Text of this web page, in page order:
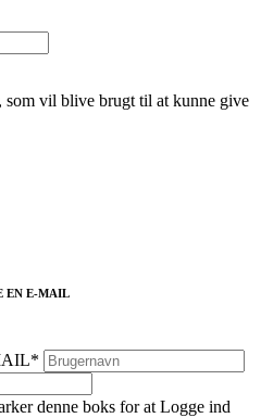
som vil blive brugt til at kunne give
EN E-MAIL
*
denne boks for at Logge ind